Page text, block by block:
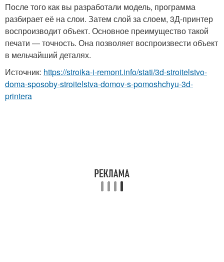
После того как вы разработали модель, программа
разбирает её на слои. Затем слой за слоем, 3Д-принтер
воспроизводит объект. Основное преимущество такой
печати — точность. Она позволяет воспроизвести объект
в мельчайший деталях.
Источник: https://stroika-i-remont.info/stati/3d-stroitelstvo-
doma-sposoby-stroitelstva-domov-s-pomoshchyu-3d-
printera